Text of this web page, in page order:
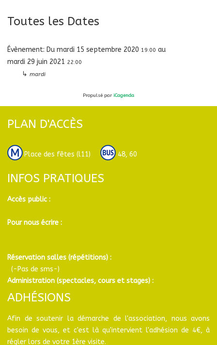
Toutes les Dates
Évènement: Du mardi 15 septembre 2020 19:00 au
mardi 29 juin 2021 22:00
↳ mardi
Propulsé par iCagenda
PLAN D'ACCÈS
Place des fêtes (l11) 48, 60
INFOS PRATIQUES
Accès public :
Pour nous écrire :
Réservation salles (répétitions) :
(-Pas de sms-)
Administration (spectacles, cours et stages) :
ADHÉSIONS
Afin de soutenir la démarche de l'association, nous avons
besoin de vous, et c'est là qu'intervient l'adhésion de 4€, à
régler lors de votre 1ère visite.